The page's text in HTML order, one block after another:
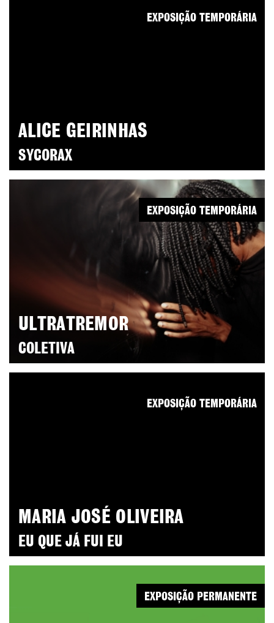
ALICE GEIRINHAS
SYCORAX
EXPOSIÇÃO TEMPORÁRIA
ULTRATREMOR
COLETIVA
EXPOSIÇÃO TEMPORÁRIA
MARIA JOSÉ OLIVEIRA
EU QUE JÁ FUI EU
EXPOSIÇÃO TEMPORÁRIA
EXPOSIÇÃO PERMANENTE